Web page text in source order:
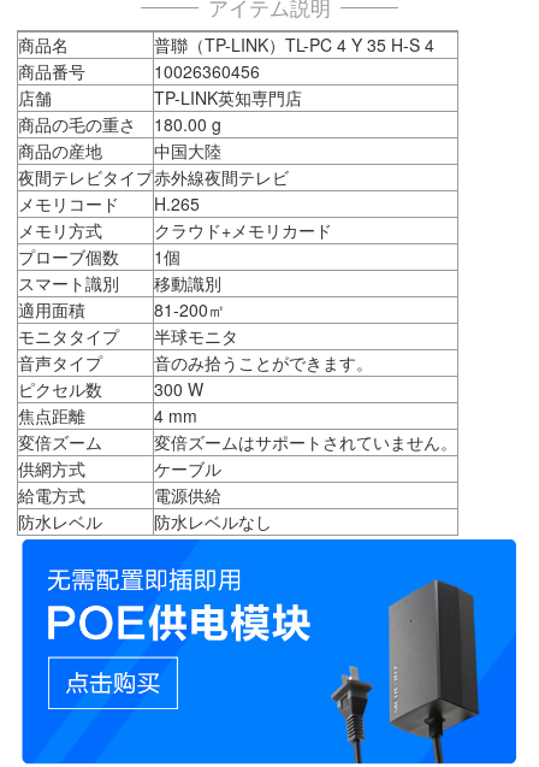
アイテム説明
商品名
普聯（TP-LINK）TL-PC 4 Y 35 H-S 4
商品番号
10026360456
店舗
TP-LINK英知専門店
商品の毛の重さ
180.00 g
商品の産地
中国大陸
夜間テレビタイプ赤外線夜間テレビ
メモリコード
H.265
メモリ方式
クラウド+メモリカード
プローブ個数
1個
スマート識別
移動識別
適用面積
81-200㎡
モニタタイプ
半球モニタ
音声タイプ
音のみ拾うことができます。
ピクセル数
300 W
焦点距離
4 mm
変倍ズーム
変倍ズームはサポートされていません。
供網方式
ケーブル
給電方式
電源供給
防水レベル
防水レベルなし